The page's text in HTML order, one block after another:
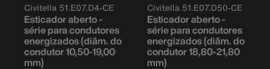
Civitella 51.E07.D4-CE
Esticador aberto -
série para condutores
energizados (diâm. do
condutor 10,50-19,00
mm)
Civitella 51.E07.D50-CE
Esticador aberto -
série para condutores
energizados (diâm. do
condutor 18,80-21,80
mm)